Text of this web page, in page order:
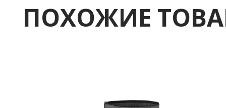
ПОХОЖИЕ